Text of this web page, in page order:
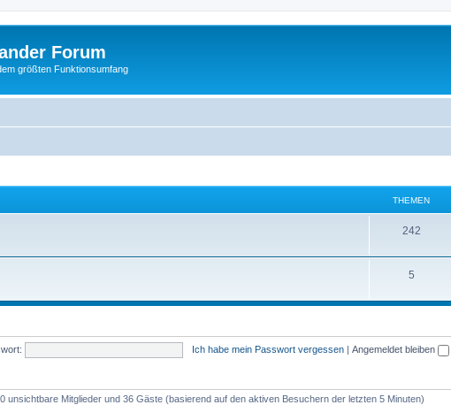
Forum
größten Funktionsumfang
THEMEN
242
5
Ich habe mein Passwort vergessen | Angemeldet bleiben
unsichtbare Mitglieder und 36 Gäste (basierend auf den aktiven Besuchern der letzten 5 Minuten)